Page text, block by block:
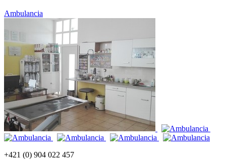
Ambulancia
+421 (0) 904 022 457